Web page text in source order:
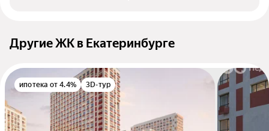
Другие ЖК в Екатеринбурге
ипотека от 4.4% 3D-тур